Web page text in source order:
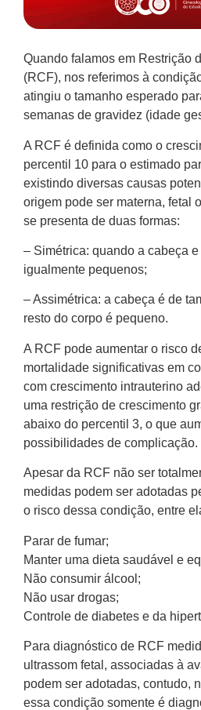
Quando falamos em Restrição
(RCF), nos referimos à
atingiu o tamanho esperado
semanas de gravidez (idade
A RCF é definida como o
percentil 10 para o estimado
existindo diversas causas
origem pode ser materna, fetal
se presenta de duas formas:
– Simétrica: quando a cabeça
igualmente pequenos;
– Assimétrica: a cabeça é de
resto do corpo é pequeno.
A RCF pode aumentar o risco
mortalidade significativas em
com crescimento intrauterino
uma restrição de crescimento
abaixo do percentil 3, o que
possibilidades de complicação.
Apesar da RCF não ser
medidas podem ser adotadas
o risco dessa condição, entre
Parar de fumar;
Manter uma dieta saudável e
Não consumir álcool;
Não usar drogas;
Controle de diabetes e da
Para diagnóstico de RCF
ultrassom fetal, associadas à
podem ser adotadas, contudo,
essa condição somente é